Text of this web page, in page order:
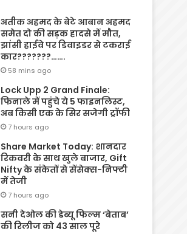
अतीक अहमद के बेटे आबान अहमद
समेत दो की सड़क हादसे में मौत,
झांसी हाईवे पर डिवाइडर से टकराई
कार???????…….
58 mins ago
Lock Upp 2 Grand Finale:
फिनाले में पहुंचे ये 5 फाइनलिस्ट,
अब किसी एक के सिर सजेगी ट्रॉफी
7 hours ago
Share Market Today: शानदार
रिकवरी के साथ खुले बाजार, Gift
Nifty के संकेतों से सेंसेक्स-निफ्टी
में तेजी
7 hours ago
सनी देओल की डेब्यू फिल्म ‘बेताब’
की रिलीज को 43 साल पूरे